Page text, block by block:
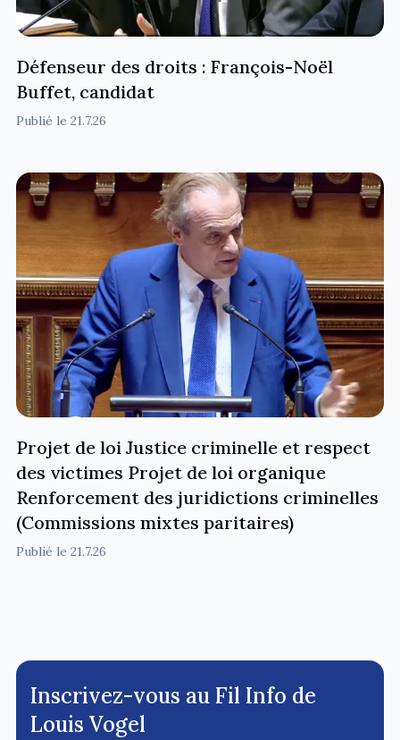
Défenseur des droits : François-Noël
Buffet, candidat
Publié le 21.7.26
Projet de loi Justice criminelle et respect
des victimes Projet de loi organique
Renforcement des juridictions criminelles
(Commissions mixtes paritaires)
Publié le 21.7.26
Inscrivez-vous au Fil Info de
Louis Vogel